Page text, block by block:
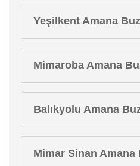
Yeşilkent Amana
Mimaroba Amana
Balıkyolu Amana
Mimar Sinan Amana